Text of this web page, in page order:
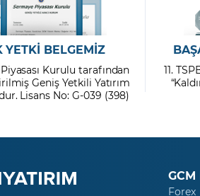
YETKİ BELGEMİZ
Kurulu tarafından
Geniş Yetkili Yatırım
Lisans No: G-039 (398)
11.
GCM
Forex